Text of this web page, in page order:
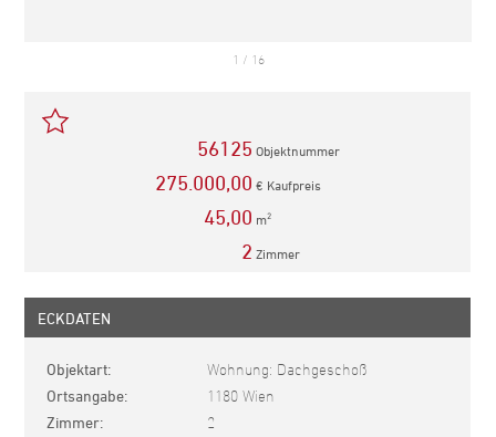
1 / 16
56125 Objektnummer
275.000,00 € Kaufpreis
45,00 m2
2 Zimmer
ECKDATEN
Objektart Wohnung: Dachgeschoß
Ortsangabe 1180 Wien
Zimmer 2